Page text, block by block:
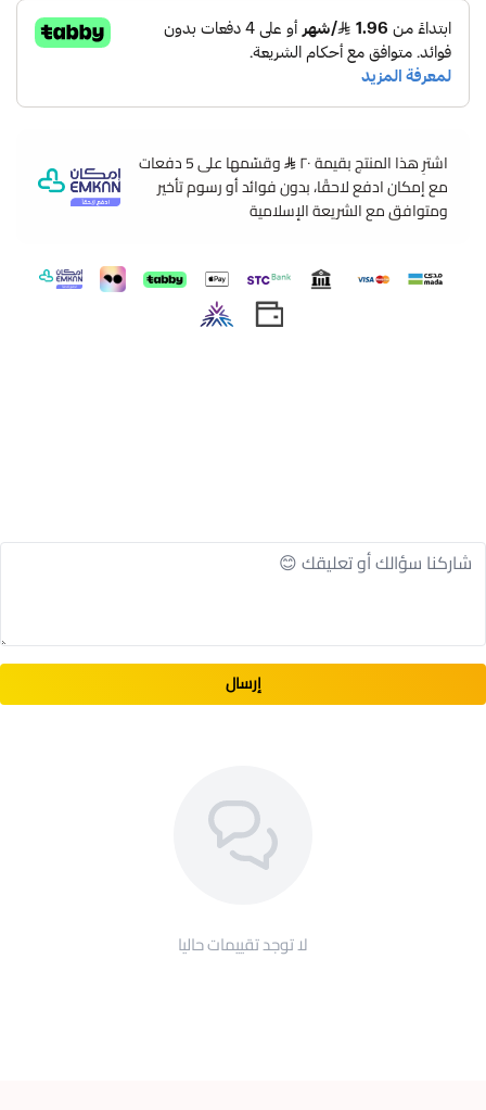
نوع المنتج :نظارة سلامة لحماية العينين
اللون: زجاج شفاف بإطار ملون
الخامة: مصممة بمواد عالية الجودة.
مميزات نظارة سلامة لحماية العينين:
حماية قوية للعينين من الأضرار الخارجية.
وتعمل هذه العدسات على منع الشظايا والجسيمات
الصغيرة من الوصول إلى العينين وتقليل خطر الإصابة بها.
للمستخدم بالعمل بكفاءة وراحة تامة.
تم تصميم هذه النظارة بشكل فعال لتوفير الراحة المطلوبة
النشاطات الترفيهية مثل الصيد وركوب الدراجات
للمخاطر.
يمكنك العودة للتسوق من قسم
اشترِ هذا المنتج بقيمة ٢٠
وقسّمها على 5 دفعات
مع إمكان ادفع لاحقًا، بدون فوائد أو رسوم تأخير
ومتوافق مع الشريعة الإسلامية
إرسال
لا توجد تقييمات حاليا